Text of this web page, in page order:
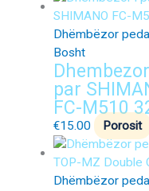
Dhëmbëzor
Bosht
par
FC-M510
€15.00 Porosit
Dhëmbëzor